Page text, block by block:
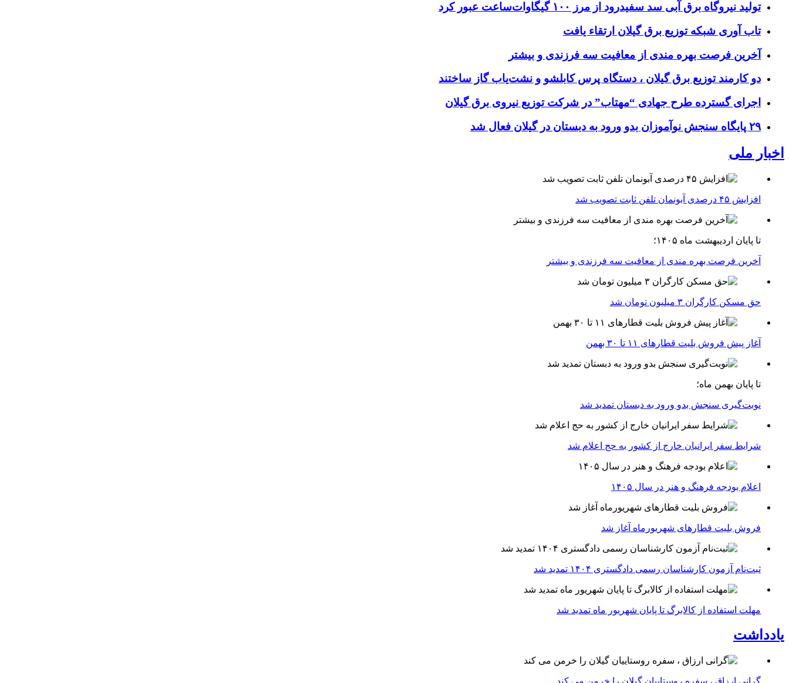
تولید نیروگاه برق‌ آبی سد سفیدرود از مرز ۱۰۰ گیگاوات‌ساعت عبور کرد
تاب آوری شبکه توزیع برق گیلان ارتقاء یافت
آخرین فرصت بهره مندی از معافیت سه فرزندی و بیشتر
دو کارمند توزیع برق گیلان ، دستگاه پرس کابلشو و نشت‌یاب گاز ساختند
اجرای گسترده طرح جهادی “مهتاب” در شرکت توزیع نیروی برق گیلان
۲۹ پایگاه سنجش نوآموزان بدو ورود به دبستان در گیلان فعال شد
اخبار ملی
افزایش ۴۵ درصدی آبونمان تلفن ثابت تصویب شد
تا پایان اردیبهشت ماه ۱۴۰۵؛
آخرین فرصت بهره مندی از معافیت سه فرزندی و بیشتر
حق مسکن کارگران ۳ میلیون تومان شد
آغاز پیش فروش بلیت‌ قطارهای ۱۱ تا ۳۰ بهمن
تا پایان بهمن ماه؛
نوبت‌گیری سنجش بدو ورود به دبستان تمدید شد
شرایط سفر ایرانیان خارج از کشور به حج اعلام شد
اعلام بودجه فرهنگ و هنر در سال ۱۴۰۵
فروش بلیت قطارهای شهریورماه آغاز شد
ثبت‌نام آزمون کارشناسان رسمی دادگستری ۱۴۰۴ تمدید شد
مهلت استفاده از کالابرگ تا پایان شهریور ماه تمدید شد
یادداشت